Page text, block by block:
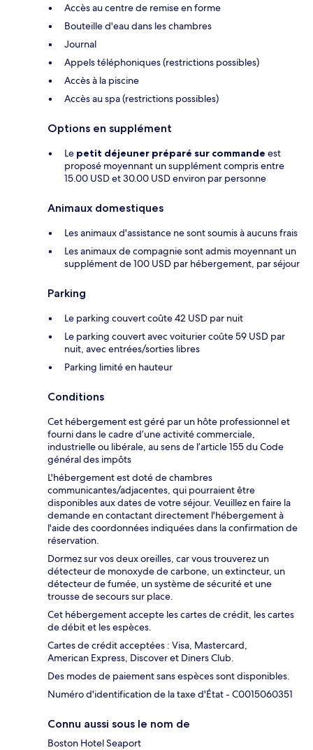
Accès au centre de remise en forme
Bouteille d'eau dans les chambres
Journal
Appels téléphoniques (restrictions possibles)
Accès à la piscine
Accès au spa (restrictions possibles)
Options en supplément
Le petit déjeuner préparé sur commande est
proposé moyennant un supplément compris entre
15.00 USD et 30.00 USD environ par personne
Animaux domestiques
Les animaux d'assistance ne sont soumis à aucuns frais
Les animaux de compagnie sont admis moyennant un
supplément de 100 USD par hébergement, par séjour
Parking
Le parking couvert coûte 42 USD par nuit
Le parking couvert avec voiturier coûte 59 USD par
nuit, avec entrées/sorties libres
Parking limité en hauteur
Conditions
Cet hébergement est géré par un hôte professionnel et
fourni dans le cadre d’une activité commerciale,
industrielle ou libérale, au sens de l’article 155 du Code
général des impôts
L'hébergement est doté de chambres
communicantes/adjacentes, qui pourraient être
disponibles aux dates de votre séjour. Veuillez en faire la
demande en contactant directement l'hébergement à
l'aide des coordonnées indiquées dans la confirmation de
réservation.
Dormez sur vos deux oreilles, car vous trouverez un
détecteur de monoxyde de carbone, un extincteur, un
détecteur de fumée, un système de sécurité et une
trousse de secours sur place.
Cet hébergement accepte les cartes de crédit, les cartes
de débit et les espèces.
Cartes de crédit acceptées : Visa, Mastercard,
American Express, Discover et Diners Club.
Des modes de paiement sans espèces sont disponibles.
Numéro d'identification de la taxe d'État - C0015060351
Connu aussi sous le nom de
Boston Hotel Seaport